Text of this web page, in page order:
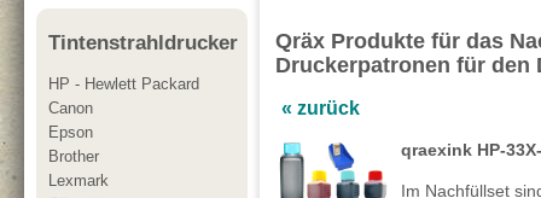
Tintenstrahldrucker
HP - Hewlett Packard
Canon
Epson
Brother
Lexmark
Qräx Produkte für das
Druckerpatronen für den
« zurück
qraexink HP-
Im Nachfüllset